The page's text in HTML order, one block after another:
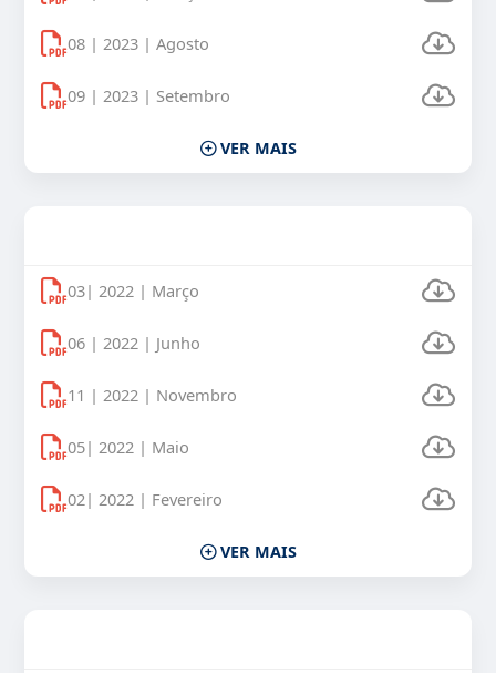
08 | 2023 | Agosto
09 | 2023 | Setembro
VER MAIS
03| 2022 | Março
06 | 2022 | Junho
11 | 2022 | Novembro
05| 2022 | Maio
02| 2022 | Fevereiro
VER MAIS